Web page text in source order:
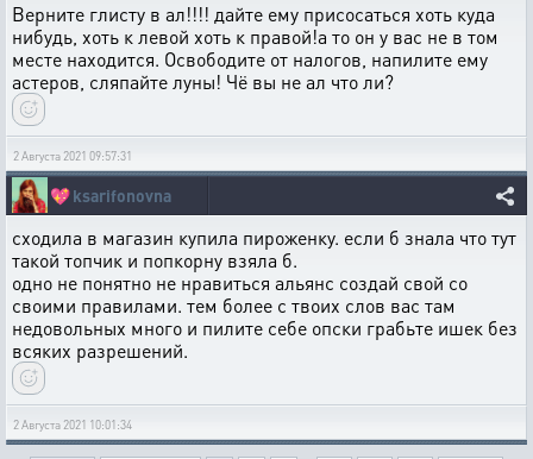
Верните глисту в ал!!!! дайте ему присосаться хоть куда
нибудь, хоть к левой хоть к правой!а то он у вас не в том
месте находится. Освободите от налогов, напилите ему
астеров, сляпайте луны! Чё вы не ал что ли?
2 Августа 2021 09:57:31
💖ksarifonovna
сходила в магазин купила пироженку. если б знала что тут
такой топчик и попкорну взяла б.
одно не понятно не нравиться альянс создай свой со
своими правилами. тем более с твоих слов вас там
недовольных много и пилите себе опски грабьте ишек без
всяких разрешений.
2 Августа 2021 10:01:34